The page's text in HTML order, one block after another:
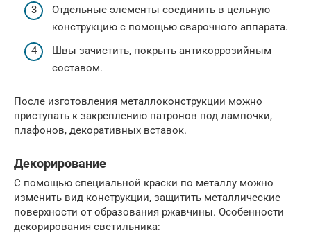
Отдельные элементы соединить в цельную
конструкцию с помощью сварочного аппарата.
Швы зачистить, покрыть антикоррозийным
составом.
После изготовления металлоконструкции можно
приступать к закреплению патронов под лампочки,
плафонов, декоративных вставок.
Декорирование
С помощью специальной краски по металлу можно
изменить вид конструкции, защитить металлические
поверхности от образования ржавчины. Особенности
декорирования светильника: